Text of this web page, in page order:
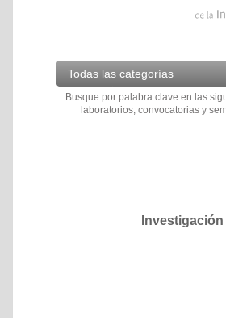
Todas las categorías
Busque por palabra clave en las
laboratorios, convocatorias y